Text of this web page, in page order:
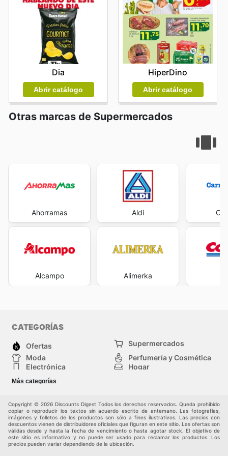
Dia
Abrir catálogo
HiperDino
Abrir catálogo
Otras marcas de Supermercados
Ahorramas
Alcampo
Aldi
Alimerka
CATEGORÍAS
Ofertas
Supermercados
Moda
Perfumería y Cosmética
Electrónica
Hogar
Deporte
Juguetes y bebés
Más categorías
Copyright © 2026 Discounts Digest Todos los derechos reservados. Queda prohibido
copiar o reproducir los textos sin acuerdo escrito de antemano. Las fotografías,
imágenes y folletos de los productos son sólo a fines ilustrativos. Las precios con
descuentos vienen de distribuidores oficiales que figuran en este sitio. Las ofertas son
válidas desde y hasta la fecha de vencimiento o hasta agotar stock. El objetivo de
este sitio es informativo y no puede ser usado para reclamar los productos. Los
precios pueden variar dependiendo de la ubicación.